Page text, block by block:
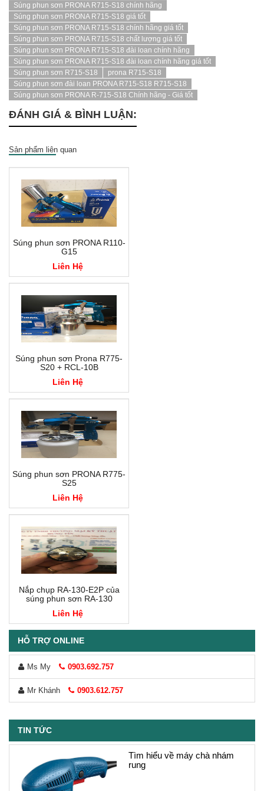
HỖ TRỢ ONLINE
Ms My 0903.692.757
Mr Khánh 0903.612.757
TIN TỨC
Tìm hiểu về máy chà nhám
rung
Súng phun sơn PRONA R715-S18 chính hãng
Súng phun sơn PRONA R715-S18 giá tốt
Súng phun sơn PRONA R715-S18 chính hãng giá tốt
Súng phun sơn PRONA R715-S18 chất lượng giá tốt
Súng phun sơn PRONA R715-S18 đài loan chính hãng
Súng phun sơn PRONA R715-S18 đài loan chính hãng giá tốt
Súng phun sơn R715-S18
prona R715-S18
Súng phun sơn đài loan PRONA R715-S18 R715-S18
Súng phun sơn PRONA R-715-S18 Chính hãng - Giá tốt
ĐÁNH GIÁ & BÌNH LUẬN:
Sản phẩm liên quan
Súng phun sơn PRONA R110-
G15
Liên Hệ
Súng phun sơn Prona R775-
S20 + RCL-10B
Liên Hệ
Súng phun sơn PRONA R775-
S25
Liên Hệ
Nắp chụp RA-130-E2P của
súng phun sơn RA-130
Liên Hệ